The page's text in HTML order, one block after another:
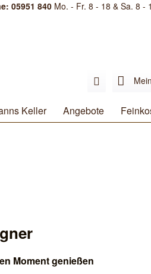
05951 840 Mo. - Fr. 8 - 18 & Sa. 8 -
Keller Angebote
Moment genießen